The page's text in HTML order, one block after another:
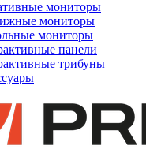
мониторы
мониторы
мониторы
панели
трибуны